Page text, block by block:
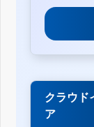
クラウド
ア